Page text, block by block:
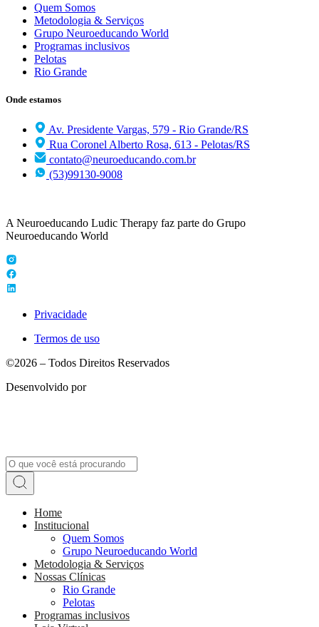
Quem Somos
Metodologia & Serviços
Grupo Neuroeducando World
Programas inclusivos
Pelotas
Rio Grande
Onde estamos
Av. Presidente Vargas, 579 - Rio Grande/RS
Rua Coronel Alberto Rosa, 613 - Pelotas/RS
contato@neuroeducando.com.br
(53)99130-9008
A Neuroeducando Ludic Therapy faz parte do Grupo
Neuroeducando World
Privacidade
Termos de uso
©2026 – Todos Direitos Reservados
Desenvolvido por
Home
Institucional
Quem Somos
Grupo Neuroeducando World
Metodologia & Serviços
Nossas Clínicas
Rio Grande
Pelotas
Programas inclusivos